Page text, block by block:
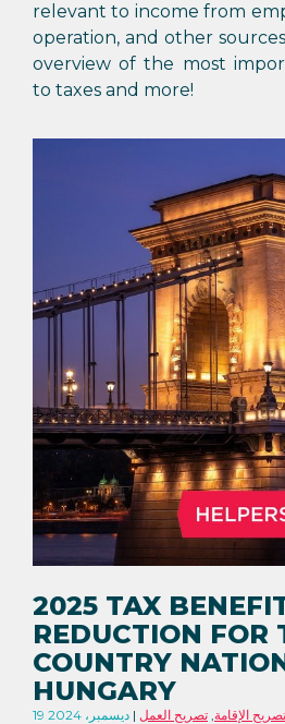
relevant to income from
operation, and other
overview of the most
to taxes and more!
2025 TAX
REDUCTION FOR
COUNTRY
HUNGARY
19 ديسمبر، 2024 تصريح الإقامة, تصريح العمل